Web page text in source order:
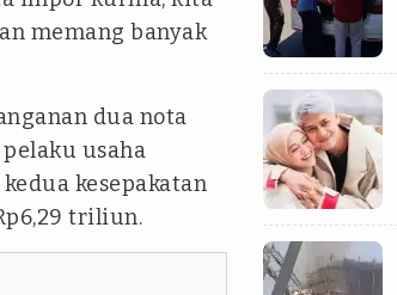
memang banyak
dua nota
usaha
kesepakatan
triliun.